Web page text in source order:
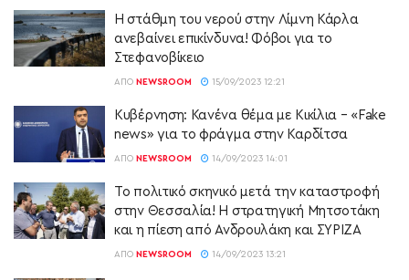
Η στάθμη του νερού στην Λίμνη Κάρλα
ανεβαίνει επικίνδυνα! Φόβοι για το
Στεφανοβίκειο
ΑΠΌ NEWSROOM 15/09/2023 12:21
Κυβέρνηση: Κανένα θέμα με Κικίλια – «Fake
news» για το φράγμα στην Καρδίτσα
ΑΠΌ NEWSROOM 14/09/2023 14:01
Το πολιτικό σκηνικό μετά την καταστροφή
στην Θεσσαλία! Η στρατηγική Μητσοτάκη
και η πίεση από Ανδρουλάκη και ΣΥΡΙΖΑ
ΑΠΌ NEWSROOM 14/09/2023 13:21